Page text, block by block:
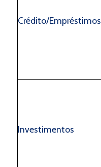
Crédito/Empréstimos
Investimentos